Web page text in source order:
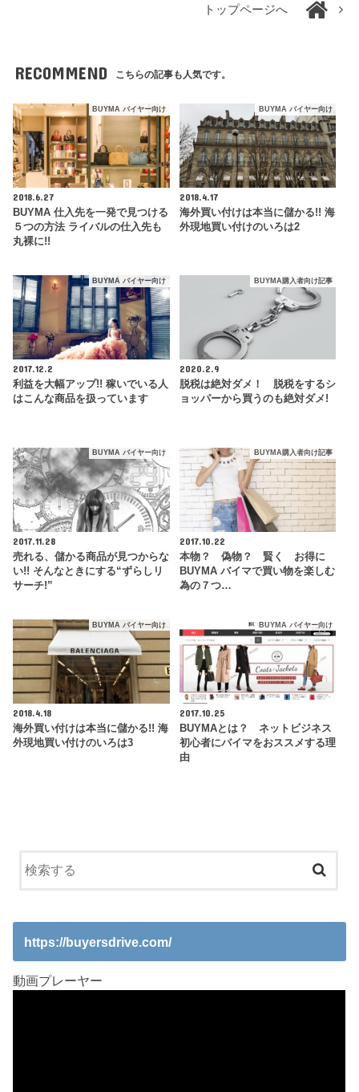
トップページへ
RECOMMEND こちらの記事も人気です。
BUYMA バイヤー向け
2018.6.27
BUYMA 仕入先を一発で見つける
５つの方法 ライバルの仕入先も
丸裸に!!
BUYMA バイヤー向け
2018.4.17
海外買い付けは本当に儲かる!! 海
外現地買い付けのいろは2
BUYMA バイヤー向け
2017.12.2
利益を大幅アップ!! 稼いでいる人
はこんな商品を扱っています
BUYMA購入者向け記事
2020.2.9
脱税は絶対ダメ！ 脱税をするシ
ョッパーから買うのも絶対ダメ!
BUYMA バイヤー向け
2017.11.28
売れる、儲かる商品が見つからな
い!! そんなときにする“ずらしリ
サーチ!”
BUYMA購入者向け記事
2017.10.22
本物？ 偽物？ 賢く お得に
BUYMA バイマで買い物を楽しむ
為の７つ…
BUYMA バイヤー向け
2018.4.18
海外買い付けは本当に儲かる!! 海
外現地買い付けのいろは3
BUYMA バイヤー向け
2017.10.25
BUYMAとは？ ネットビジネス
初心者にバイマをおススメする理
由
https://buyersdrive.com/
動画プレーヤー